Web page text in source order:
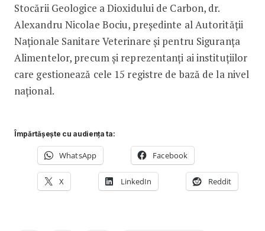
Stocării Geologice a Dioxidului de Carbon, dr.
Alexandru Nicolae Bociu, președinte al Autorității
Naționale Sanitare Veterinare și pentru Siguranța
Alimentelor, precum și reprezentanți ai instituțiilor
care gestionează cele 15 registre de bază de la nivel
național.
Împărtășește cu audiența ta:
WhatsApp Facebook
X LinkedIn Reddit